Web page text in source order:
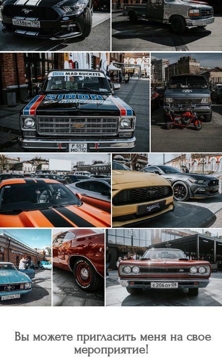
Вы можете пригласить меня на свое
мероприятие!